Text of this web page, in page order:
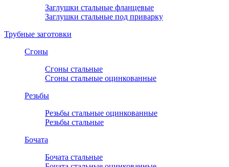
Заглушки стальные фланцевые
Заглушки стальные под приварку
Трубные заготовки
Сгоны
Сгоны стальные
Сгоны стальные оцинкованные
Резьбы
Резьбы стальные оцинкованные
Резьбы стальные
Бочата
Бочата стальные